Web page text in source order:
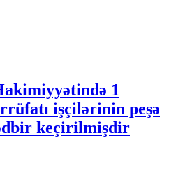
1
işçilərinin peşə
keçirilmişdir